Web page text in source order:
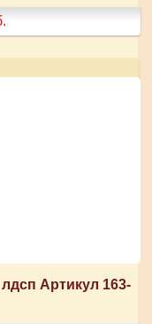
Артикул 163-